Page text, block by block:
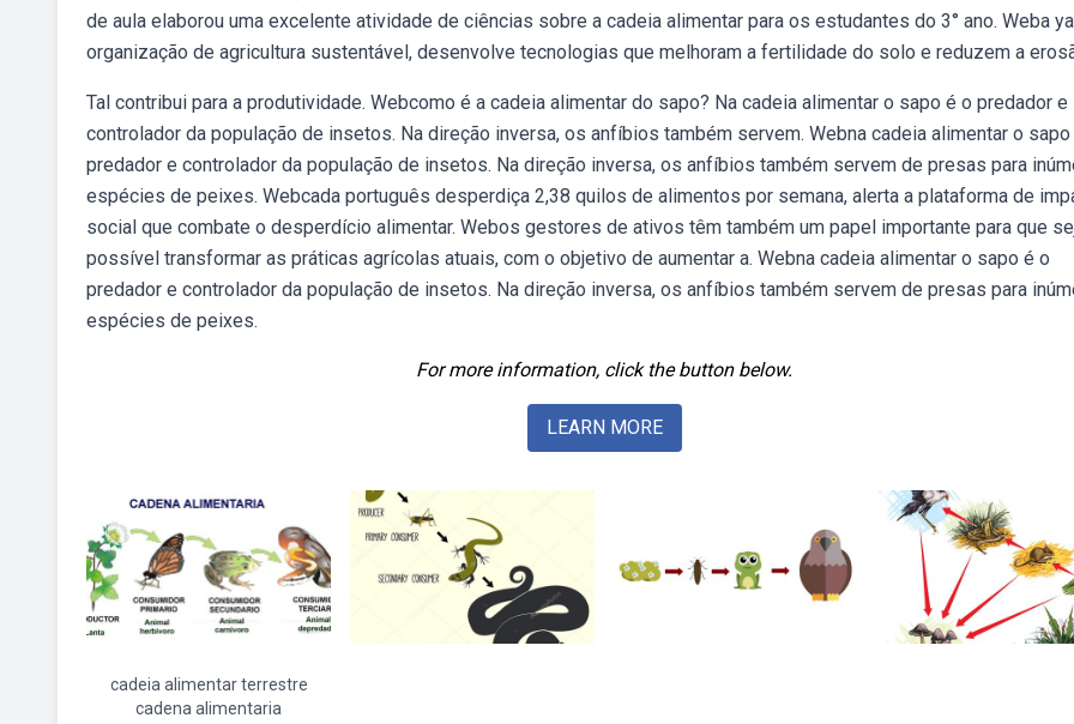
de aula elaborou uma excelente atividade de ciências sobre a cadeia alimentar para os estudantes do 3° ano. Weba
organização de agricultura sustentável, desenvolve tecnologias que melhoram a fertilidade do solo e reduzem a
Tal contribui para a produtividade. Webcomo é a cadeia alimentar do sapo? Na cadeia alimentar o sapo é o predador e
controlador da população de insetos. Na direção inversa, os anfíbios também servem. Webna cadeia alimentar o
predador e controlador da população de insetos. Na direção inversa, os anfíbios também servem de presas para
espécies de peixes. Webcada português desperdiça 2,38 quilos de alimentos por semana, alerta a plataforma de
social que combate o desperdício alimentar. Webos gestores de ativos têm também um papel importante para que
possível transformar as práticas agrícolas atuais, com o objetivo de aumentar a. Webna cadeia alimentar o sapo é o
predador e controlador da população de insetos. Na direção inversa, os anfíbios também servem de presas para
espécies de peixes.
For more information, click the button below.
LEARN MORE
cadeia alimentar terrestre
cadena alimentaria